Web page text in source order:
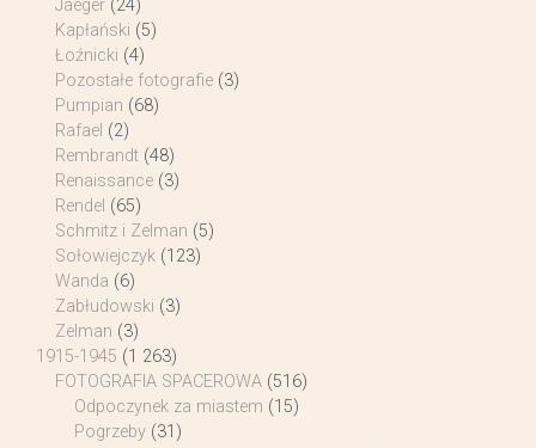
Jaeger (24)
Kapłański (5)
Łoźnicki (4)
Pozostałe fotografie (3)
Pumpian (68)
Rafael (2)
Rembrandt (48)
Renaissance (3)
Rendel (65)
Schmitz i Zelman (5)
Sołowiejczyk (123)
Wanda (6)
Zabłudowski (3)
Zelman (3)
1915-1945 (1 263)
FOTOGRAFIA SPACEROWA (516)
Odpoczynek za miastem (15)
Pogrzeby (31)